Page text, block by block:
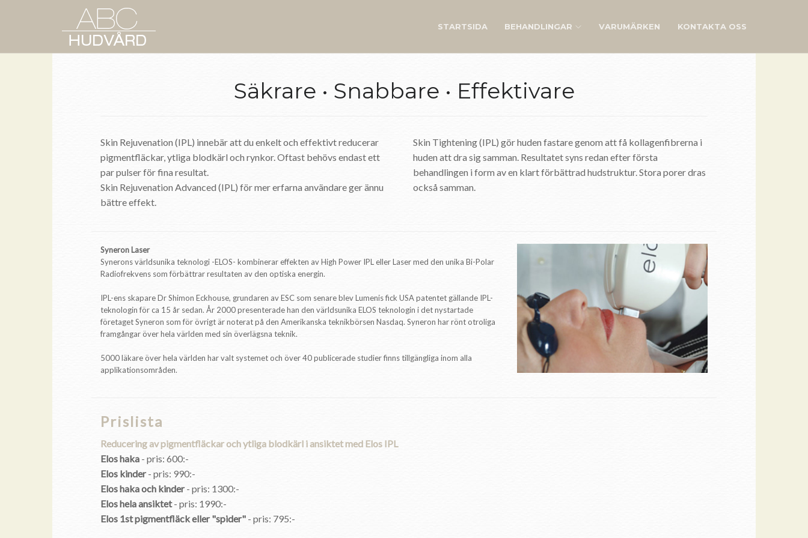
STARTSIDA BEHANDLINGAR VARUMÄRKEN KONTAKTA OSS
Säkrare • Snabbare • Effektivare
Skin Rejuvenation (IPL) innebär att du enkelt och effektivt reducerar
pigmentfläckar, ytliga blodkärl och rynkor. Oftast behövs endast ett
par pulser för fina resultat.
Skin Rejuvenation Advanced (IPL) för mer erfarna användare ger ännu
bättre effekt.
Skin Tightening (IPL) gör huden fastare genom att få kollagenfibrerna i
huden att dra sig samman. Resultatet syns redan efter första
behandlingen i form av en klart förbättrad hudstruktur. Stora porer dras
också samman.
Syneron Laser
Synerons världsunika teknologi -ELOS- kombinerar effekten av High Power IPL eller Laser med den unika Bi-Polar
Radiofrekvens som förbättrar resultaten av den optiska energin.
IPL-ens skapare Dr Shimon Eckhouse, grundaren av ESC som senare blev Lumenis fick USA patentet gällande IPL-
teknologin för ca 15 år sedan. År 2000 presenterade han den världsunika ELOS teknologin i det nystartade
företaget Syneron som för övrigt är noterat på den Amerikanska teknikbörsen Nasdaq. Syneron har rönt otroliga
framgångar över hela världen med sin överlägsna teknik.
5000 läkare över hela världen har valt systemet och över 40 publicerade studier finns tillgängliga inom alla
applikationsområden.
Prislista
Reducering av pigmentfläckar och ytliga blodkärl i ansiktet med Elos IPL
Elos haka - pris: 600:-
Elos kinder- pris: 990:-
Elos haka och kinder- pris: 1300:-
Elos hela ansiktet- pris: 1990:-
Elos 1st pigmentfläck eller "spider" - pris: 795:-